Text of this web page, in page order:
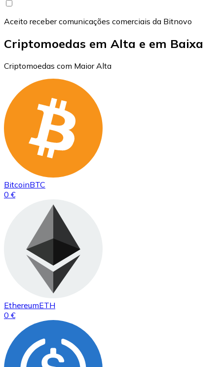
Aceito receber comunicações comerciais da Bitnovo
Criptomoedas em Alta e em Baixa
Criptomoedas com Maior Alta
BitcoinBTC
0 €
EthereumETH
0 €